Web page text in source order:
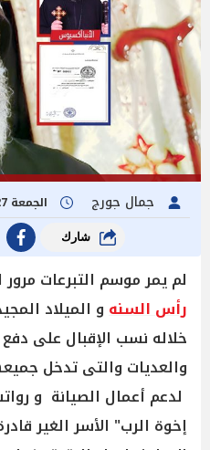
جمال جورج الجمعة 27/ديسمبر/2024 - 10:00 م
شارك
لم يمر موسم التبرعات مرور
رأس السنه
خلاله نسب الإقبال على دفع
والعديات والتى تدخل
لدعم أعمال الصيانة و
إخوة الرب" الأسر الغير